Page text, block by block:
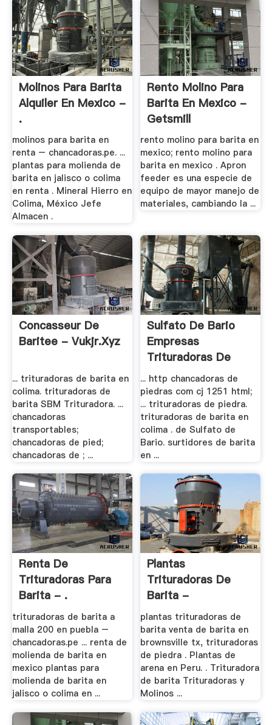
Molinos Para Barita
Alquiler En Mexico -
.
molinos para barita en
renta – chancadoras.pe. ...
plantas para molienda de
barita en jalisco o colima
en renta . Mineral Hierro en
Colima, México Jefe
Almacen .
Rento Molino Para
Barita En Mexico -
Getsmill
rento molino para barita en
mexico; rento molino para
barita en mexico . Apron
feeder es una especie de
equipo de mayor manejo de
materiales, cambiando la ...
Concasseur De
Baritee - Vukjr.xyz
... trituradoras de barita en
colima. trituradoras de
barita SBM Trituradora. ...
chancadoras
transportables;
chancadoras de pied;
chancadoras de ; ...
Sulfato De Bario
Empresas
Trituradoras De
Piedra .
... http chancadoras de
piedras com cj 1251 html;
... trituradoras de piedra.
trituradoras de barita en
colima . de Sulfato de
Bario. surtidores de barita
en ...
Renta De
Trituradoras Para
Barita - .
trituradoras de barita a
malla 200 en puebla –
chancadoras.pe ... renta de
molienda de barita en
mexico plantas para
molienda de barita en
jalisco o colima en ...
Plantas
Trituradoras De
Barita -
Drobilkamining.top
plantas trituradoras de
barita venta de barita en
brownsville tx, trituradoras
de piedra . Plantas de
arena en Peru. . Trituradora
de barita Trituradoras y
Molinos ...